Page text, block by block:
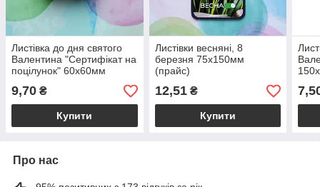
Листівка до дня святого
Валентина "Сертифікат на
поцілунок" 60х60мм
9,70 ₴
Купити
Листівки весняні, 8
березня 75х150мм
(прайс)
12,51₴
Купити
Про нас